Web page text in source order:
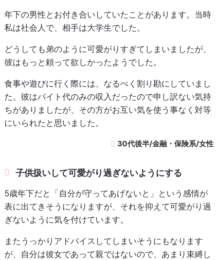
年下の男性とお付き合いしていたことがあります。当時
私は社会人で、相手は大学生でした。
どうしても弟のように可愛がりすぎてしまいましたが、
彼はもっと頼って欲しかったようでした。
食事や遊びに行く際には、なるべく割り勘にしていまし
た。彼はバイト代のみの収入だったので申し訳ない気持
ちがありましたが、その方がお互い気を使う事なく対等
にいられたと思いました。
30代後半/金融・保険系/女性
子供扱いして可愛がり過ぎないようにする
5歳年下だと「自分が守ってあげないと」という感情が
表に出てきそうになりますが、それを抑えて可愛がり過
ぎないように気を付けています。
またうっかりアドバイスしてしまいそうにもなります
が、自分は彼女であって親ではないので、あまり束縛し